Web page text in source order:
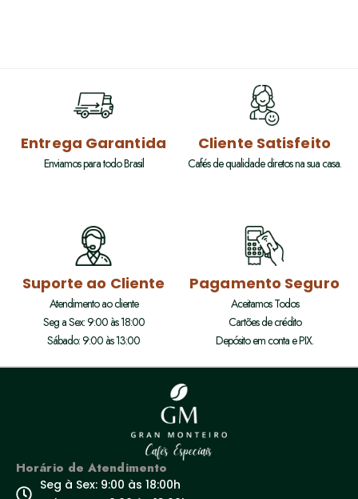
Entrega Garantida
Enviamos para todo Brasil
Cliente Satisfeito
Cafés de qualidade diretos na sua casa.
Suporte ao Cliente
Atendimento ao cliente
Seg a Sex: 9:00 às 18:00
Sábado: 9:00 às 13:00
Pagamento Seguro
Aceitamos Todos
Cartões de crédito
Depósito em conta e PIX.
Horário de Atendimento
Seg à Sex: 9:00 às 18:00h